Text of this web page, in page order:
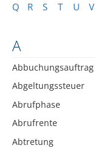
Q
R S T U V
A
Abbuchungsauftrag
Abgeltungssteuer
Abrufphase
Abrufrente
Abtretung